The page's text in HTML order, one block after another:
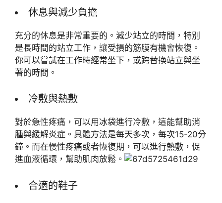
休息與減少負擔
充分的休息是非常重要的。減少站立的時間，特別
是長時間的站立工作，讓受損的筋膜有機會恢復。
你可以嘗試在工作時經常坐下，或跨替換站立與坐
著的時間。
冷敷與熱敷
對於急性疼痛，可以用冰袋進行冷敷，這能幫助消
腫與緩解炎症。具體方法是每天多次，每次15-20分
鐘。而在慢性疼痛或者恢復期，可以進行熱敷，促
進血液循環，幫助肌肉放鬆。
合適的鞋子